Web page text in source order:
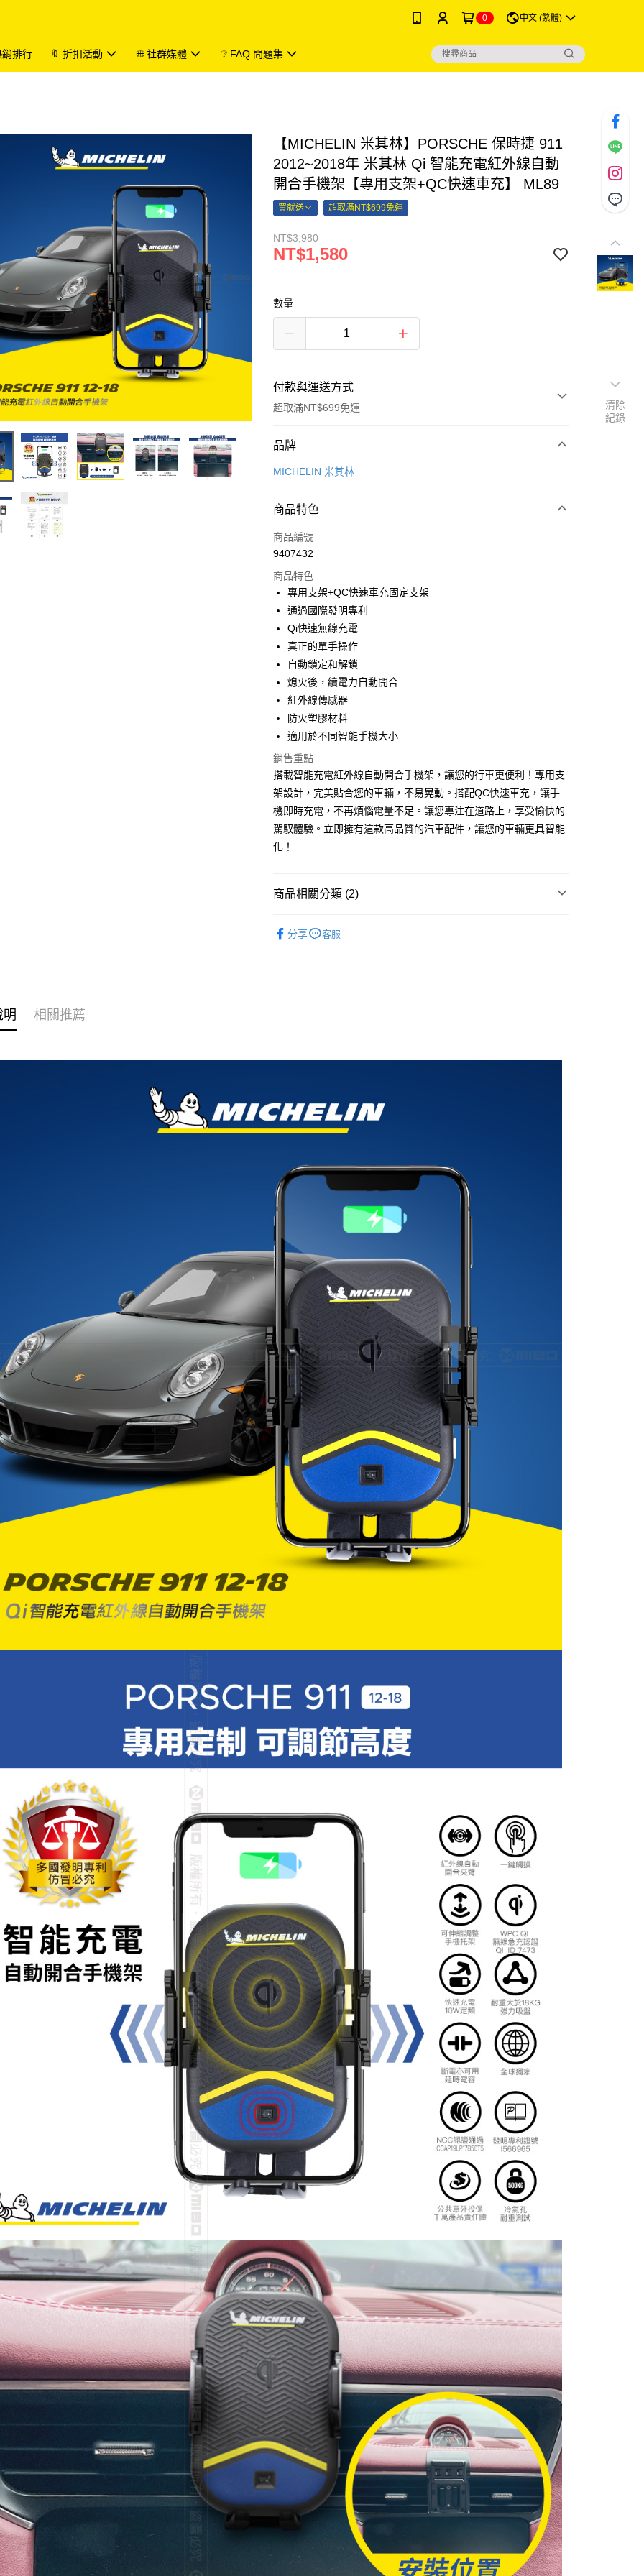
0 中文 (繁體)
銷排行 🔖 折扣活動 🌐 社群媒體 ❔ FAQ 問題集
【MICHELIN 米其林】PORSCHE 保時捷 911
2012~2018年 米其林 Qi 智能充電紅外線自動
開合手機架【專用支架+QC快速車充】 ML89
買就送 超取滿NT$699免運
NT$3,980
NT$1,580
數量
付款與運送方式
超取滿NT$699免運
付款方式
信用卡一次付款
合作金庫商業銀行
華南商業銀行
上海商業儲蓄銀行
國泰世華商業銀行
臺灣中小企業銀行
聯邦商業銀行
元大商業銀行
玉山商業銀行
台新國際商業銀行
台灣樂天信用卡公司
超商取貨付款
LINE Pay
Apple Pay
街口支付
悠遊付
Google Pay
全盈+PAY
ATM付款
運送方式
全家取貨付款
每筆NT$60，滿NT$699(含以上)免運費
線上付款後全家取貨
7-11取貨付款
品牌
MICHELIN 米其林
商品特色
商品編號
9407432
商品特色
專用支架+QC快速車充固定支架
通過國際發明專利
Qi快速無線充電
真正的單手操作
自動鎖定和解鎖
熄火後，續電力自動開合
紅外線傳感器
防火塑膠材料
適用於不同智能手機大小
銷售重點
搭載智能充電紅外線自動開合手機架，讓您的行車更便利！專用支
架設計，完美貼合您的車輛，不易晃動。搭配QC快速車充，讓手
機即時充電，不再煩惱電量不足。讓您專注在道路上，享受愉快的
駕馭體驗。立即擁有這款高品質的汽車配件，讓您的車輛更具智能
化！
商品相關分類 (2)
分享 客服
明 相關推薦
清除
紀錄